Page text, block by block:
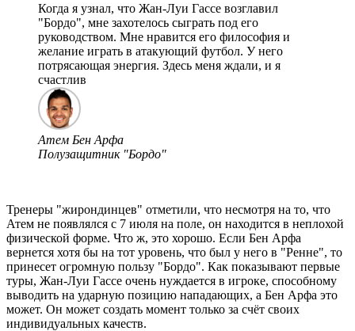
Когда я узнал, что Жан-Луи Гассе возглавил
"Бордо", мне захотелось сыграть под его
руководством. Мне нравится его философия и
желание играть в атакующий футбол. У него
потрясающая энергия. Здесь меня ждали, и я
счастлив
Атем Бен Арфа
Полузащитник "Бордо"
Тренеры "жирондинцев" отметили, что несмотря на то, что
Атем не появлялся с 7 июля на поле, он находится в неплохой
физической форме. Что ж, это хорошо. Если Бен Арфа
вернется хотя бы на тот уровень, что был у него в "Ренне", то
принесет огромную пользу "Бордо". Как показывают первые
туры, Жан-Луи Гассе очень нуждается в игроке, способному
выводить на ударную позицию нападающих, а Бен Арфа это
может. Он может создать момент только за счёт своих
индивидуальных качеств.